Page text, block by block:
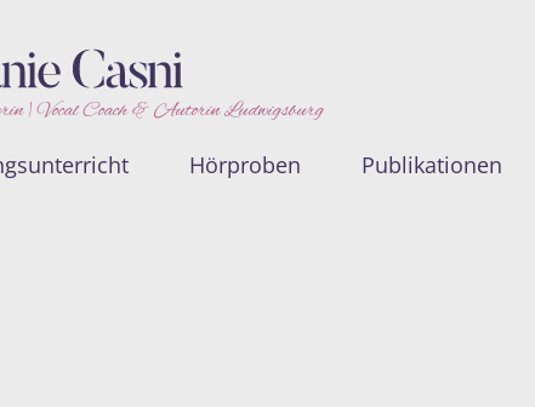
| Vocal Coach & Autorin Ludwigsburg
Hörproben Publikationen